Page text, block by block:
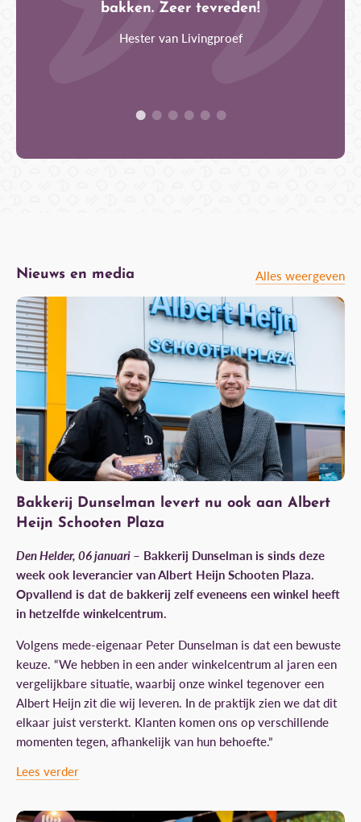
bakken. Zeer tevreden!
Hester van Livingproef
Nieuws en media Alles weergeven
Bakkerij Dunselman levert nu ook aan Albert
Heijn Schooten Plaza
Den Helder, 06 januari – Bakkerij Dunselman is sinds deze
week ook leverancier van Albert Heijn Schooten Plaza.
Opvallend is dat de bakkerij zelf eveneens een winkel heeft
in hetzelfde winkelcentrum.
Volgens mede-eigenaar Peter Dunselman is dat een bewuste
keuze. “We hebben in een ander winkelcentrum al jaren een
vergelijkbare situatie, waarbij onze winkel tegenover een
Albert Heijn zit die wij leveren. In de praktijk zien we dat dit
elkaar juist versterkt. Klanten komen ons op verschillende
momenten tegen, afhankelijk van hun behoefte.”
Lees verder